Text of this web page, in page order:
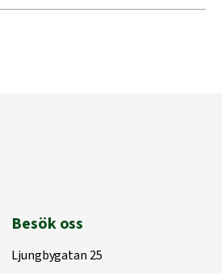
Besök oss
Ljungbygatan 25